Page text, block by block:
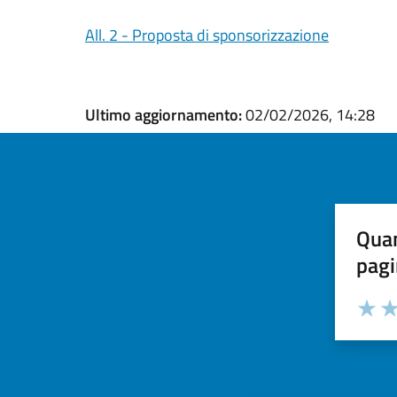
All. 2 - Proposta di sponsorizzazione
Ultimo aggiornamento:02/02/2026, 14:28
Valuta